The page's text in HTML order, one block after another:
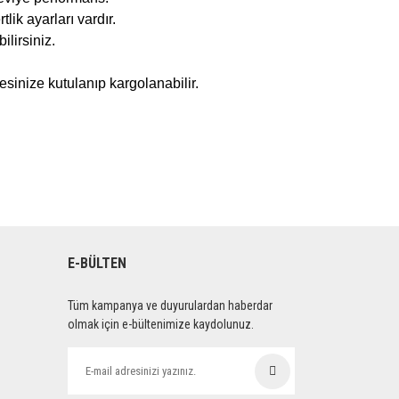
ayarları vardır.
kutulanıp kargolanabilir.
E-BÜLTEN
Tüm kampanya ve duyurulardan haberdar
olmak için e-bültenimize kaydolunuz.